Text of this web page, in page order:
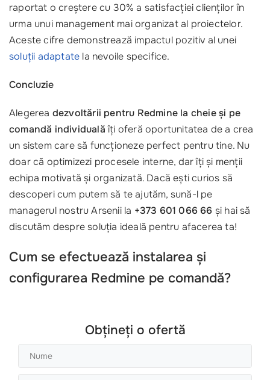
raportat o creștere cu 30% a satisfacției clienților în
urma unui management mai organizat al proiectelor.
Aceste cifre demonstrează impactul pozitiv al unei
soluții adaptate la nevoile specifice.
Concluzie
Alegerea dezvoltării pentru Redmine la cheie și pe
comandă individualăîți oferă oportunitatea de a crea
un sistem care să funcționeze perfect pentru tine. Nu
doar că optimizezi procesele interne, dar îți și menții
echipa motivată și organizată. Dacă ești curios să
descoperi cum putem să te ajutăm, sună-l pe
managerul nostru Arsenii la +373 601 066 66 și hai să
discutăm despre soluția ideală pentru afacerea ta!
Cum se efectuează instalarea și
configurarea Redmine pe comandă?
Obțineți o ofertă